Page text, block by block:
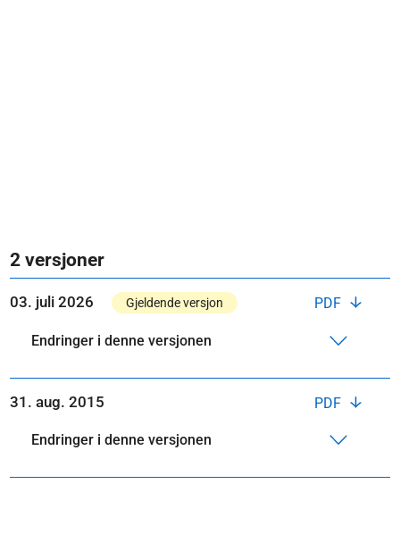
2 versjoner
PDF
03. juli 2026 Gjeldende versjon
Endringer i denne versjonen
PDF
31. aug. 2015
Endringer i denne versjonen